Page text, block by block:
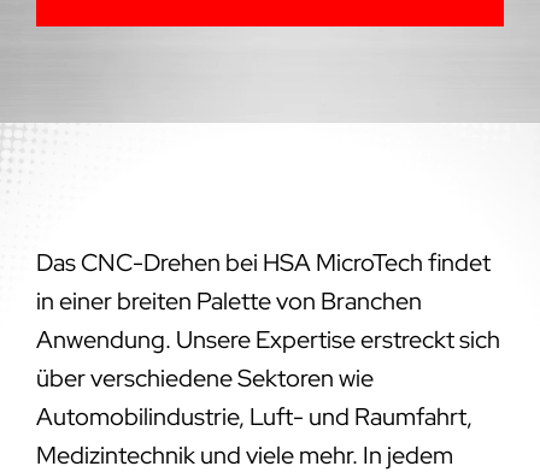
Das CNC-Drehen bei HSA MicroTech findet
in einer breiten Palette von Branchen
Anwendung. Unsere Expertise erstreckt sich
über verschiedene Sektoren wie
Automobilindustrie, Luft- und Raumfahrt,
Medizintechnik und viele mehr. In jedem